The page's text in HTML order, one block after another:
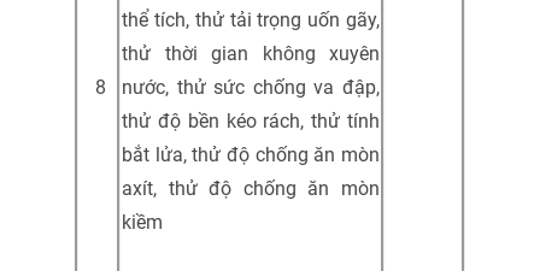
8
thể tích, thử tải trọng uốn gãy,
thử thời gian không xuyên
nước, thử sức chống va đập,
thử độ bền kéo rách, thử tính
bắt lửa, thử độ chống ăn mòn
axít, thử độ chống ăn mòn
kiềm